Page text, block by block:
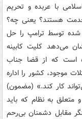
با عربده و تحریم
هستند؟ یعنی چه؟
شده توسط ترامپ را حل
می‌دهد کلیت کابینه
است که از قضا جناب
موجود، کشور را اداره
کار کند.» (مضمون)
و متعلق به نظام که باید
مقابل دشمنان بی‌رحم